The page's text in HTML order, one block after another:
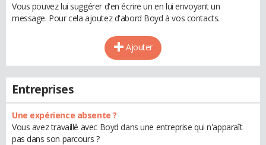
Vous pouvez lui suggérer d'en écrire un en lui envoyant un
message. Pour cela ajoutez d'abord Boyd à vos contacts.
Ajouter
Entreprises
Une expérience absente ?
Vous avez travaillé avec Boyd dans une entreprise qui n'apparaît
pas dans son parcours ?